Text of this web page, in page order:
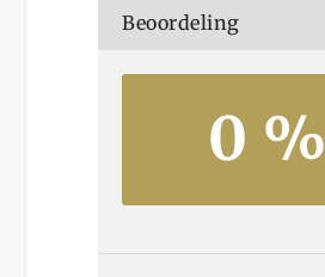
Beoordeling
0 %